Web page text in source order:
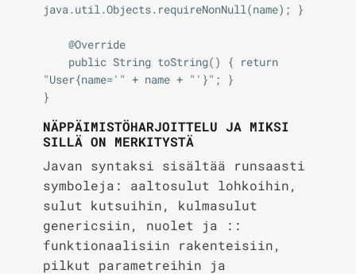
java.util.Objects.requireNonNull(name); }
"User{name='" + name + "'}"; }
NÄPPÄIMISTÖHARJOITTELU JA MIKSI
SILLÄ ON MERKITYSTÄ
Javan syntaksi sisältää runsaasti
symboleja: aaltosulut lohkoihin,
sulut kutsuihin, kulmasulut
genericsiin, nuolet ja ::
funktionaalisiin rakenteisiin,
pilkut parametreihin ja